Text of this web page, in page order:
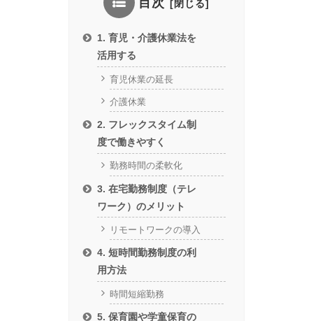
1. 育児・介護休業法を
活用する
育児休業の延長
介護休業
2. フレックスタイム制
度で働きやすく
勤務時間の柔軟化
3. 在宅勤務制度（テレ
ワーク）のメリット
リモートワークの導入
4. 短時間勤務制度の利
用方法
時間短縮勤務
5. 保育園や学童保育の